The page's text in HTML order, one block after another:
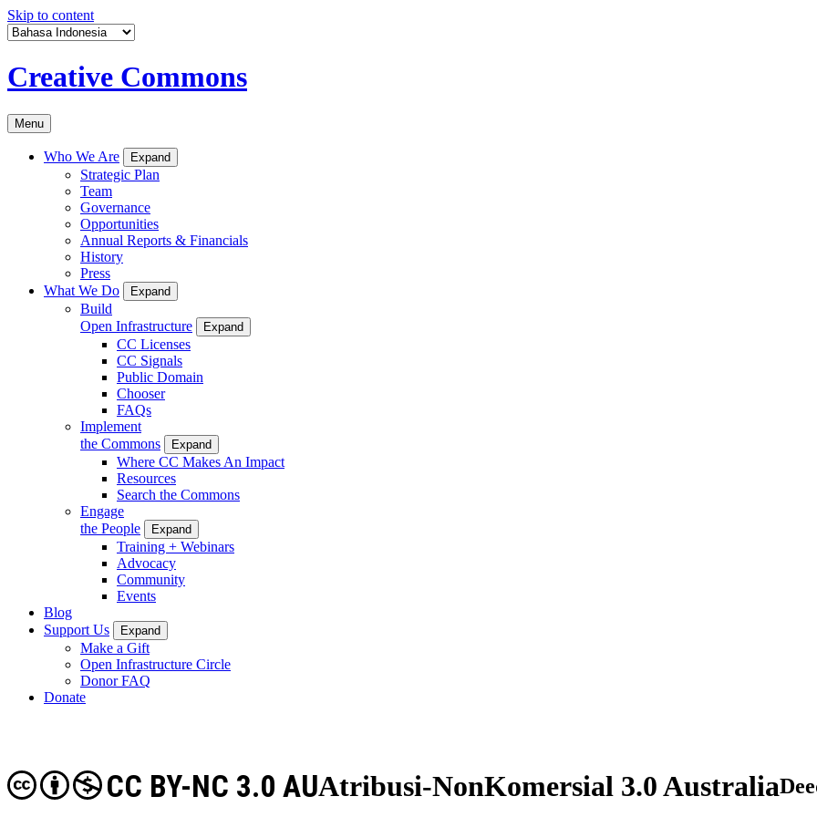
Skip to content
Creative Commons
Menu
Who We Are Expand
Strategic Plan
Team
Governance
Opportunities
Annual Reports & Financials
History
Press
What We Do
Expand
Build
Open Infrastructure
Expand
CC Licenses
CC Signals
Public Domain
Chooser
FAQs
Implement
the Commons
Expand
Where CC Makes An Impact
Resources
Search the Commons
Engage
the People
Expand
Training + Webinars
Advocacy
Community
Events
Blog
Support Us
Expand
Make a Gift
Open Infrastructure Circle
Donor FAQ
Donate
Atribusi-NonKomersial 3.0 Australia
CC BY-NC 3.0 AU